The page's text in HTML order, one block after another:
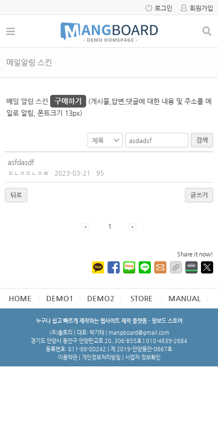
로그인 회원가입
메일알림 스킨
메일 알림 스킨 구매하기
(게시물,답변,댓글에 대한 내용 및 주소를 메
일로 알림, 폰트크기 13px)
검색
asfdasdf
ㅁㄴㅇㅁㄴㅇㄻ 2023-03-21 95
뒤로 글쓰기
1
Share it now!
HOME DEMO1 DEMO2 STORE MANUAL
누구나 쉽고 빠르게 제작하는 웹사이트 제작 플랫폼 - 망보드 스토어
(주)홈토리 | 대표: 박기태 | mangboard@gmail.com
경기도 안양시 동안구 안양판교로 20, 306-B55호 | 010-4639-2684
등록번호: 811-88-00242 | 제 2019-안양동안-0667호
이용약관| 개인정보처리방침 사업자 정보확인